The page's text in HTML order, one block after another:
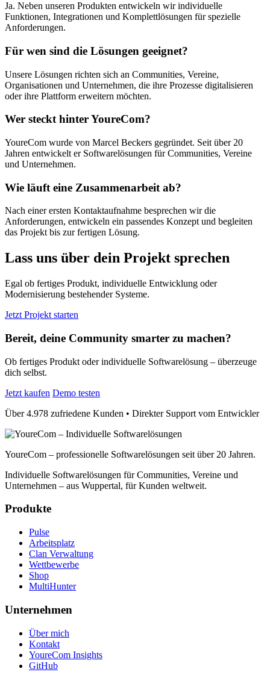
Ja. Neben unseren Produkten entwickeln wir individuelle
Funktionen, Integrationen und Komplettlösungen für spezielle
Anforderungen.
Für wen sind die Lösungen geeignet?
Unsere Lösungen richten sich an Communities, Vereine,
Organisationen und Unternehmen, die ihre Prozesse digitalisieren
oder ihre Plattform erweitern möchten.
Wer steckt hinter YoureCom?
YoureCom wurde von Marcel Beckers gegründet. Seit über 20
Jahren entwickelt er Softwarelösungen für Communities, Vereine
und Unternehmen.
Wie läuft eine Zusammenarbeit ab?
Nach einer ersten Kontaktaufnahme besprechen wir die
Anforderungen, entwickeln ein passendes Konzept und begleiten
das Projekt bis zur fertigen Lösung.
Lass uns über dein Projekt sprechen
Egal ob fertiges Produkt, individuelle Entwicklung oder
Modernisierung bestehender Systeme.
Jetzt Projekt starten
Bereit, deine Community smarter zu machen?
Ob fertiges Produkt oder individuelle Softwarelösung – überzeuge
dich selbst.
Jetzt kaufen Demo testen
Über 4.978 zufriedene Kunden • Direkter Support vom Entwickler
YoureCom – professionelle Softwarelösungen seit über 20 Jahren.
Individuelle Softwarelösungen für Communities, Vereine und
Unternehmen – aus Wuppertal, für Kunden weltweit.
Produkte
Pulse
Arbeitsplatz
Clan Verwaltung
Wettbewerbe
Shop
MultiHunter
Unternehmen
Über mich
Kontakt
YoureCom Insights
GitHub